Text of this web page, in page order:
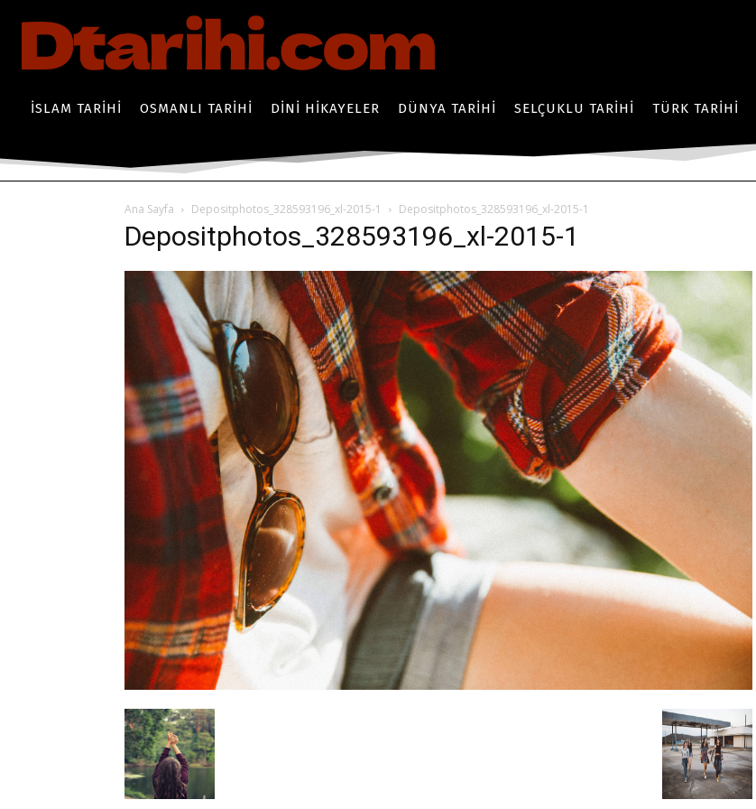
İSLAM TARIHI OSMANLI TARIHI DINI HIKAYELER DÜNYA TARIHI SELÇUKLU TARIHI TÜRK TARIHI
Ana Sayfa Depositphotos_328593196_xl-2015-1 Depositphotos_328593196_xl-2015-1
Depositphotos_328593196_xl-2015-1